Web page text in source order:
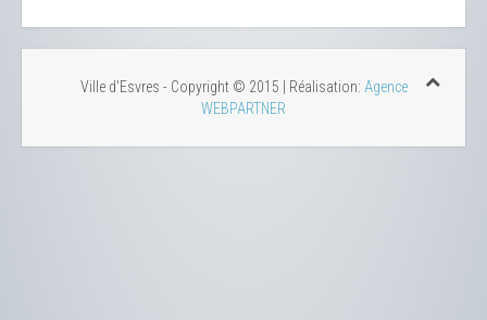
Ville d'Esvres - Copyright © 2015 | Réalisation: Agence
WEBPARTNER